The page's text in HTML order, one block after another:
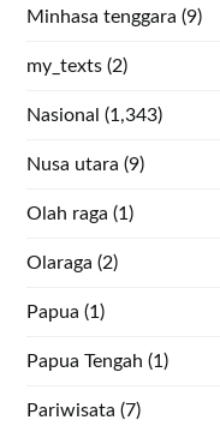
Minhasa tenggara (9)
my_texts (2)
Nasional (1,343)
Nusa utara (9)
Olah raga (1)
Olaraga (2)
Papua (1)
Papua Tengah (1)
Pariwisata (7)